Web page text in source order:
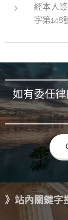
經本人
字第148
如有委任
》站內關鍵字